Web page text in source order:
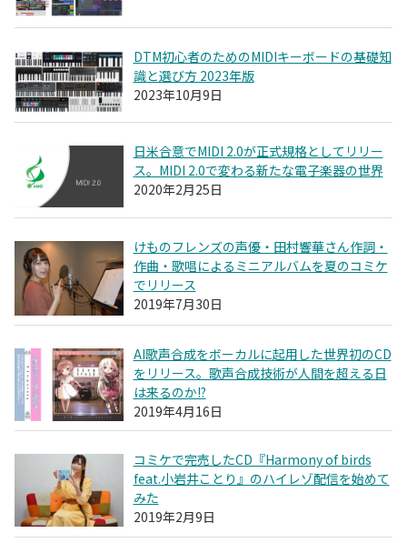
DTM初心者のためのMIDIキーボードの基礎知
識と選び方 2023年版
2023年10月9日
日米合意でMIDI 2.0が正式規格としてリリー
ス。MIDI 2.0で変わる新たな電子楽器の世界
2020年2月25日
けものフレンズの声優・田村響華さん作詞・
作曲・歌唱によるミニアルバムを夏のコミケ
でリリース
2019年7月30日
AI歌声合成をボーカルに起用した世界初のCD
をリリース。歌声合成技術が人間を超える日
は来るのか!?
2019年4月16日
コミケで完売したCD『Harmony of birds
feat.小岩井ことり』のハイレゾ配信を始めて
みた
2019年2月9日